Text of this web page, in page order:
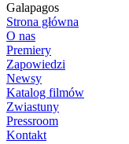
Galapagos
Strona główna
O nas
Premiery
Zapowiedzi
Newsy
Katalog filmów
Zwiastuny
Pressroom
Kontakt